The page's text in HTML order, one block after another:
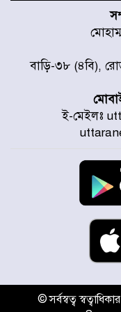
বাড়ি-৩৮ (৪বি),
ই-মেইলঃ
© সর্বস্বত্ব